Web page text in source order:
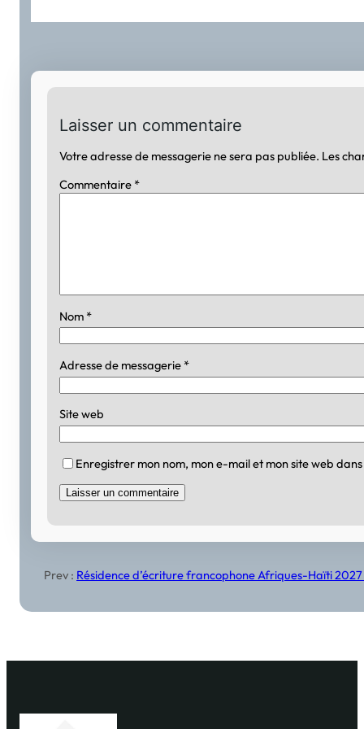
Laisser un commentaire
Votre adresse de messagerie ne sera pas publiée. Les
Commentaire *
Nom *
Adresse de messagerie *
Site web
Enregistrer mon nom, mon e-mail et mon site web
Prev : Résidence d’écriture francophone Afriques-Haïti